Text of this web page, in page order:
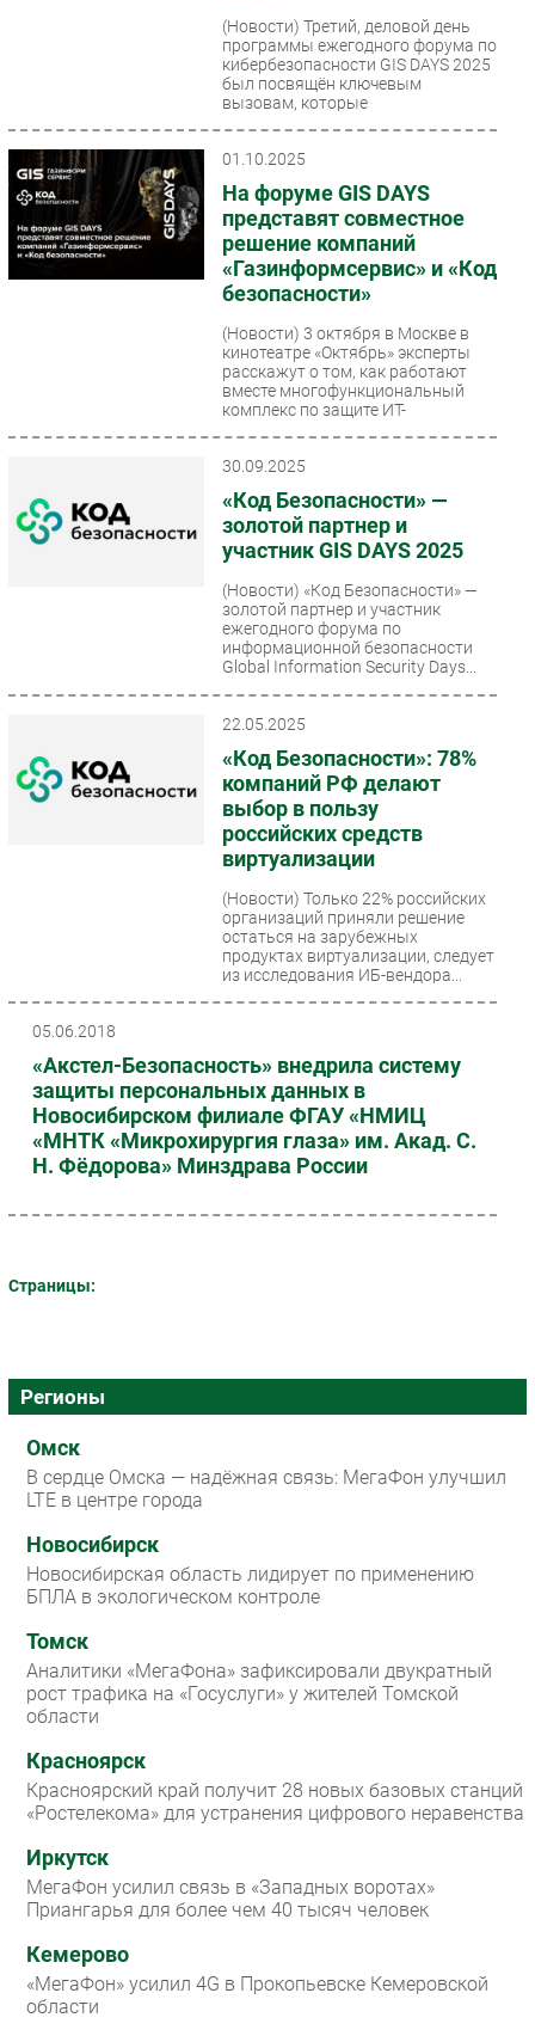
(Новости) Третий, деловой день
программы ежегодного форума по
кибербезопасности GIS DAYS 2025
был посвящён ключевым
вызовам, которые
01.10.2025
На форуме GIS DAYS
представят совместное
решение компаний
«Газинформсервис» и «Код
безопасности»
(Новости) 3 октября в Москве в
кинотеатре «Октябрь» эксперты
расскажут о том, как работают
вместе многофункциональный
комплекс по защите ИТ-
30.09.2025
«Код Безопасности» —
золотой партнер и
участник GIS DAYS 2025
(Новости) «Код Безопасности» —
золотой партнер и участник
ежегодного форума по
информационной безопасности
Global Information Security Days...
22.05.2025
«Код Безопасности»: 78%
компаний РФ делают
выбор в пользу
российских средств
виртуализации
(Новости) Только 22% российских
организаций приняли решение
остаться на зарубежных
продуктах виртуализации, следует
из исследования ИБ-вендора...
05.06.2018
«Акстел-Безопасность» внедрила систему
защиты персональных данных в
Новосибирском филиале ФГАУ «НМИЦ
«МНТК «Микрохирургия глаза» им. Акад. С.
Н. Фёдорова» Минздрава России
Страницы:
Регионы
Омск
В сердце Омска — надёжная связь: МегаФон улучшил
LTE в центре города
Новосибирск
Новосибирская область лидирует по применению
БПЛА в экологическом контроле
Томск
Аналитики «МегаФона» зафиксировали двукратный
рост трафика на «Госуслуги» у жителей Томской
области
Красноярск
Красноярский край получит 28 новых базовых станций
«Ростелекома» для устранения цифрового неравенства
Иркутск
МегаФон усилил связь в «Западных воротах»
Приангарья для более чем 40 тысяч человек
Кемерово
«МегаФон» усилил 4G в Прокопьевске Кемеровской
области